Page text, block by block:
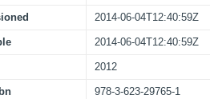
2014-06-04T12:40:59Z
2014-06-04T12:40:59Z
2012
978-3-623-29765-1